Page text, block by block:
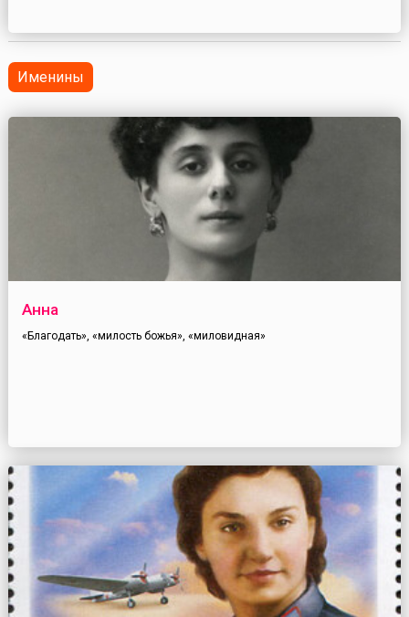
Скончался преподобный в ...
Именины
Анна
«Благодать», «милость божья», «миловидная»